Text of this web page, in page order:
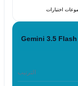
Gemini 3.5 Flash
الترتيب